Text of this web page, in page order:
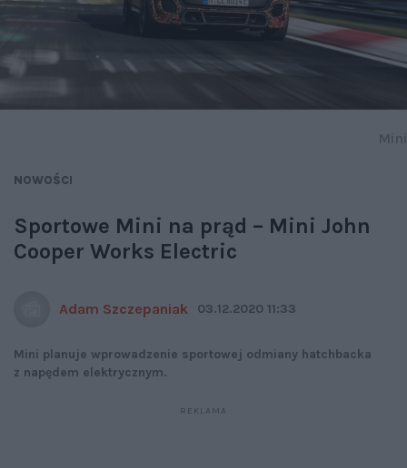
NOWOŚCI
Sportowe Mini na prąd – Mini John
Cooper Works Electric
Adam Szczepaniak 03.12.2020 11:33
Mini planuje wprowadzenie sportowej odmiany hatchbacka
z napędem elektrycznym.